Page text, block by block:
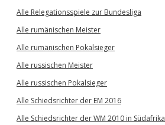
Alle Relegationsspiele zur Bundesliga
Alle rumänischen Meister
Alle rumänischen Pokalsieger
Alle russischen Meister
Alle russischen Pokalsieger
Alle Schiedsrichter der EM 2016
Alle Schiedsrichter der WM 2010 in Südafrika